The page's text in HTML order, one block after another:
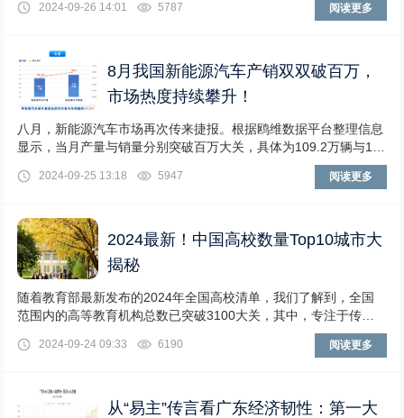
2024-09-26 14:01 5787 阅读更多
8月我国新能源汽车产销双双破百万，
市场热度持续攀升！
八月，新能源汽车市场再次传来捷报。根据鸥维数据平台整理信息
显示，当月产量与销量分别突破百万大关，具体为109.2万辆与11
2024-09-25 13:18 5947 阅读更多
2024最新！中国高校数量Top10城市大
揭秘
随着教育部最新发布的2024年全国高校清单，我们了解到，全国
范围内的高等教育机构总数已突破3100大关，其中，专注于传统
2024-09-24 09:33 6190 阅读更多
从“易主”传言看广东经济韧性：第一大